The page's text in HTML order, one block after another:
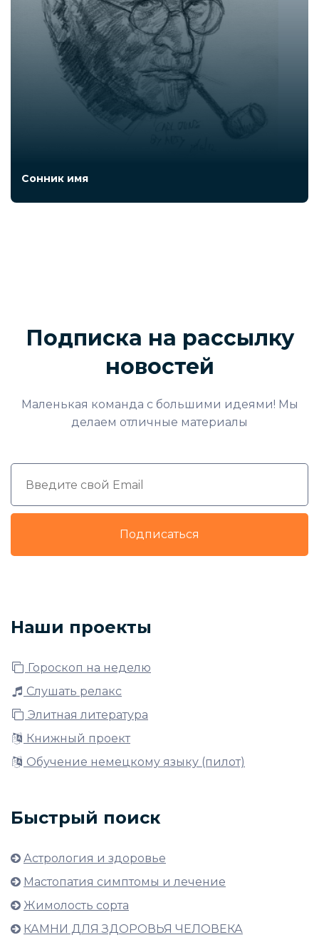
Сонник имя
Подписка на рассылку
новостей
Маленькая команда с большими идеями! Мы
делаем отличные материалы
Подписаться
Наши проекты
Гороскоп на неделю
Слушать релакс
Элитная литература
Книжный проект
Обучение немецкому языку (пилот)
Быстрый поиск
Астрология и здоровье
Мастопатия симптомы и лечение
Жимолость сорта
КАМНИ ДЛЯ ЗДОРОВЬЯ ЧЕЛОВЕКА